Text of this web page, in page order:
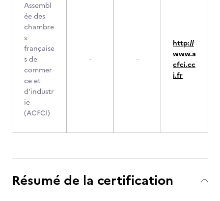
Assembl
ée des
chambre
s
française
s de
commer
ce et
d'industr
ie
(ACFCI)
- -
http://
www.a
cfci.cc
i.fr
Résumé de la certification